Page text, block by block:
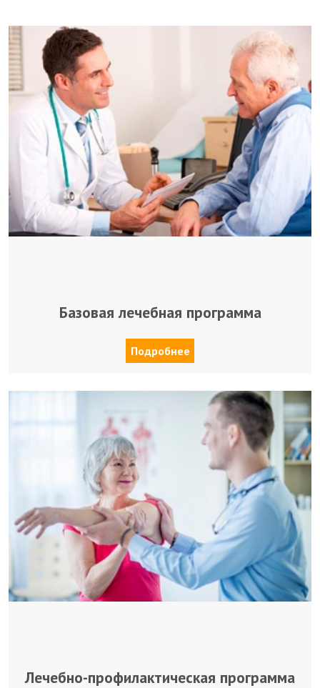
Базовая лечебная программа
Подробнее
Лечебно-профилактическая программа